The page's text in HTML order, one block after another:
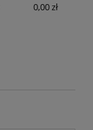
0,00 zł